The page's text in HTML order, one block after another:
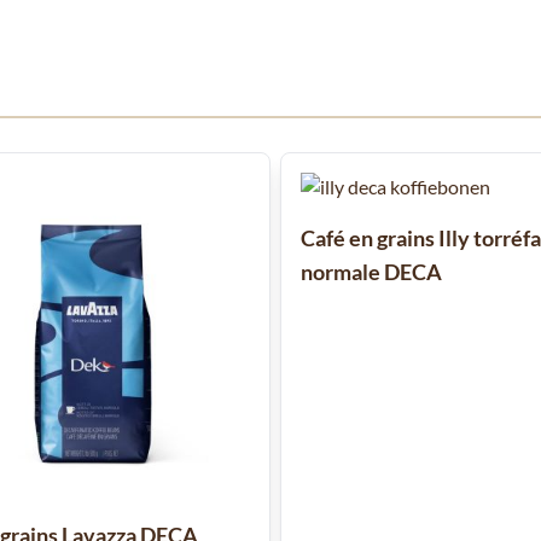
l'aide de la touche de tabulation. Vous pouvez sauter le
Lavazza DECA
Café en grains Illy
normale DECA